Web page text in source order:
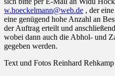
w.hoeckelmann@web.de , der
eine genügend hohe Anzahl an
der Auftrag erteilt und
wobei dann auch die Abhol- und
gegeben werden.
Text und Fotos Reinhard Rehkamp